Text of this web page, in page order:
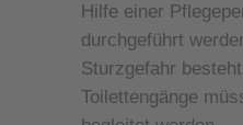
Hilfe einer
durchgeführt
Sturzgefahr
Toilettengänge